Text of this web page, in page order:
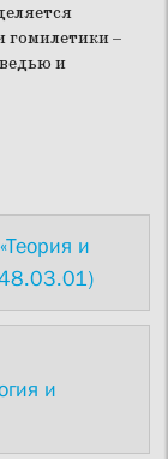
гомилетики –
и
и
и